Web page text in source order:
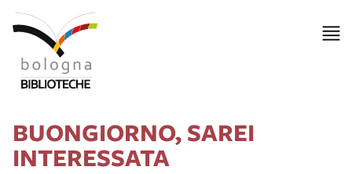
BUONGIORNO, SAREI
INTERESSATA